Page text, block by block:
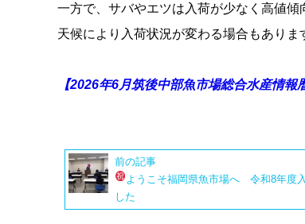
一方で、サバやエツは入荷が少なく高値傾
天候により入荷状況が変わる場合もあり
【2026年6月筑後中部魚市場総合水産情報
前の記事
ようこそ福岡県魚市場へ令和8年度
した